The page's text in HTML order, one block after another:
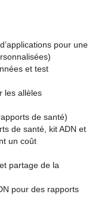
pour une
et test
les allèles
de santé)
de santé, kit ADN et
un coût
partage de la
pour des rapports